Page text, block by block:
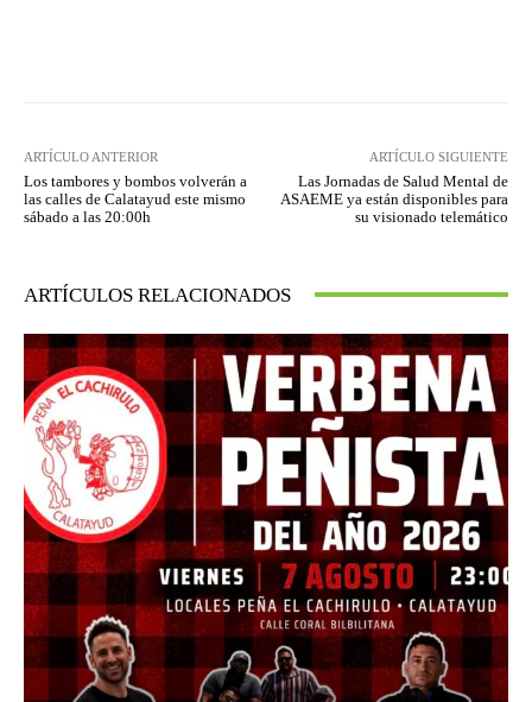
ARTÍCULO ANTERIOR
Los tambores y bombos volverán a
las calles de Calatayud este mismo
sábado a las 20:00h
ARTÍCULO SIGUIENTE
Las Jornadas de Salud Mental de
ASAEME ya están disponibles para
su visionado telemático
ARTÍCULOS RELACIONADOS